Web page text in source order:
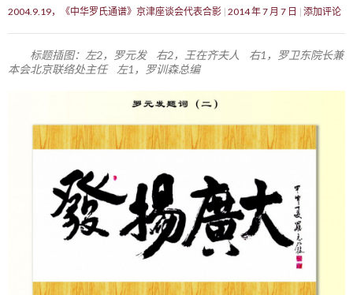
2004.9.19，《中华罗氏通谱》京津座谈会代表合影 2014 年 7 月 7 日 添加评论
标题插图：左2，罗元发 右2，王在齐夫人 右1，罗卫东院长兼
本会北京联络处主任 左1，罗训森总编